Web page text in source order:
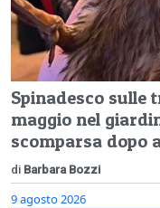
Spinadesco sulle
maggio nel
scomparsa dopo
di Barbara Bozzi
9 agosto 2026